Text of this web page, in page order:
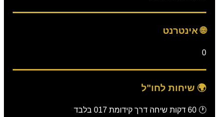
🌐 אינטרנט
0
🌍 שיחות לחו"ל
🕐 60 דקות שיחה דרך קידומת 017 בלבד